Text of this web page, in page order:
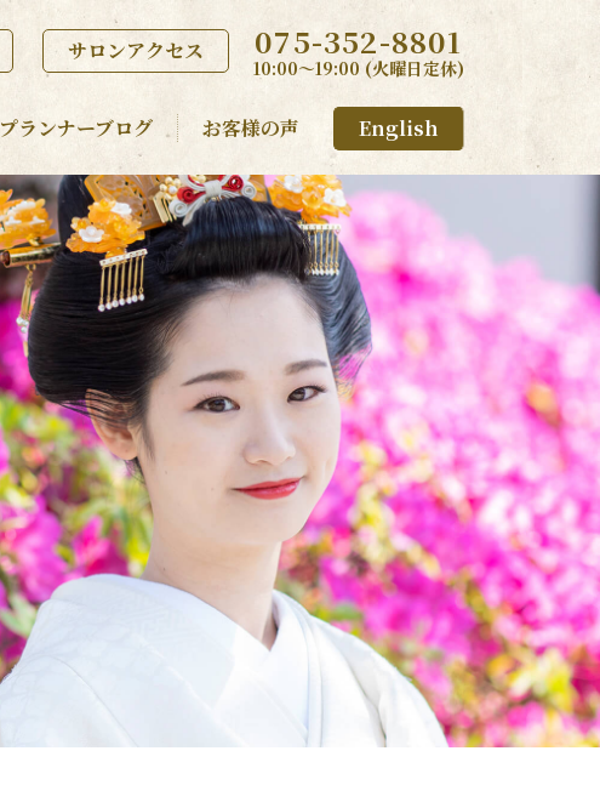
サロンアクセス 075-352-8801
10:00〜19:00 (火曜日定休)
プランナーブログ お客様の声 English